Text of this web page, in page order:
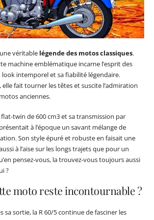
véritable légende des motos classiques.
machine emblématique incarne l’esprit des
look intemporel et sa fiabilité légendaire.
elle fait tourner les têtes et suscite l’admiration
anciennes.
twin de 600 cm3 et sa transmission par
à l’époque un savant mélange de
Son style épuré et robuste en faisait une
à l’aise sur les longs trajets que pour un
pensez-vous, la trouvez-vous toujours aussi
?
moto reste incontournable ?
sa sortie, la R 60/5 continue de fasciner les